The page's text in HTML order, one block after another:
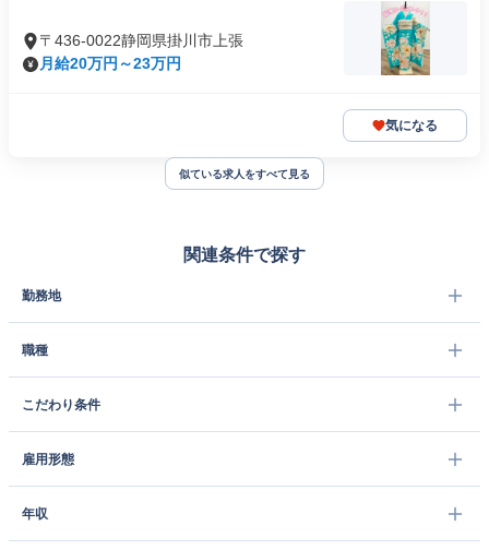
〒436-0022静岡県掛川市上張
月給20万円～23万円
気になる
似ている求人をすべて見る
関連条件で探す
勤務地
職種
こだわり条件
雇用形態
年収